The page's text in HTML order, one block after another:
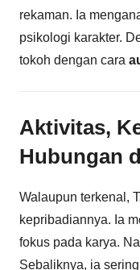
rekaman. Ia
psikologi karakter.
tokoh dengan cara
Aktivitas,
Hubungan
Walaupun terkenal,
kepribadiannya. Ia
fokus pada karya.
Sebaliknya, ia